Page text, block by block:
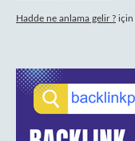
Hadde ne anlama gelir ? için